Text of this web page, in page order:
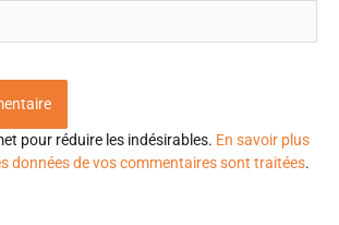
pour réduire les indésirables. En savoir plus
données de vos commentaires sont traitées.